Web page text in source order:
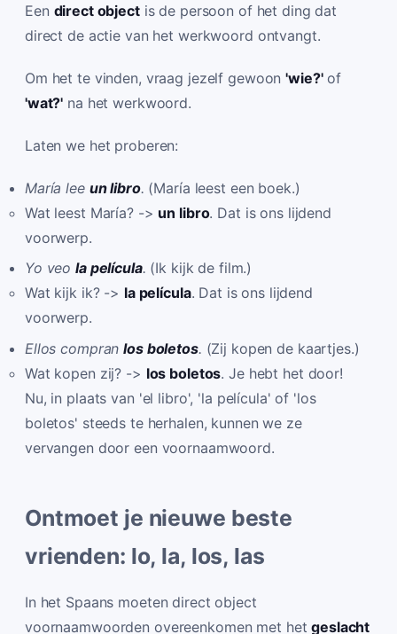
Een direct objectis de persoon of het ding dat
direct de actie van het werkwoord ontvangt.
Om het te vinden, vraag jezelf gewoon'wie?'of
'wat?' na het werkwoord.
Laten we het proberen:
María lee un libro. (María leest een boek.)
Wat leest María? -> un libro. Dat is ons lijdend
voorwerp.
Yo veola película. (Ik kijk de film.)
Wat kijk ik? -> la película. Dat is ons lijdend
voorwerp.
Ellos compranlos boletos. (Zij kopen de kaartjes.)
Wat kopen zij? -> los boletos. Je hebt het door!
Nu, in plaats van 'el libro', 'la película' of 'los
boletos' steeds te herhalen, kunnen we ze
vervangen door een voornaamwoord.
Ontmoet je nieuwe beste
vrienden: lo, la, los, las
In het Spaans moeten direct object
voornaamwoorden overeenkomen met hetgeslacht